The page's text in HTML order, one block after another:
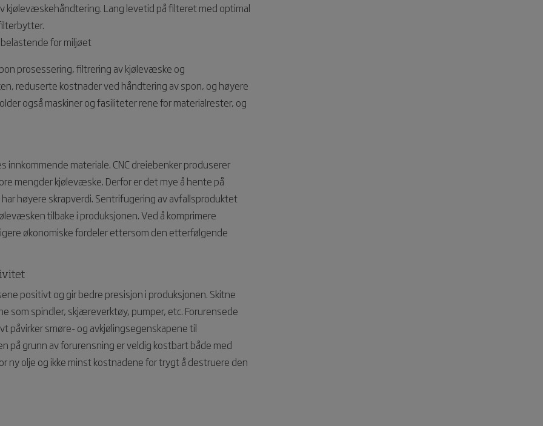
Lang levetid på filteret med optimal
for miljøet
prosessering, filtrering av kjølevæske og
reduserte kostnader ved håndtering av spon, og høyere
også maskiner og fasiliteter rene for materialrester, og
materiale. CNC dreiebenker produserer
mengder kjølevæske. Derfor er det mye å hente på
høyere skrapverdi. Sentrifugering av avfallsproduktet
tilbake i produksjonen. Ved å komprimere
økonomiske fordeler ettersom den etterfølgende
positivt og gir bedre presisjon i produksjonen. Skitne
som spindler, skjæreverktøy, pumper, etc. Forurensede
smøre- og avkjølingsegenskapene til
grunn av forurensning er veldig kostbart både med
olje og ikke minst kostnadene for trygt å destruere den